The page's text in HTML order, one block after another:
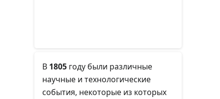
В 1805 году были различные
научные и технологические
события, некоторые из которых